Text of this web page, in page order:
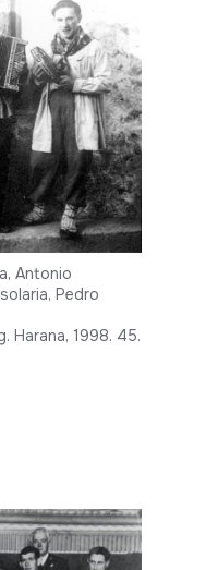
Antonio
Pedro
Harana, 1998. 45.